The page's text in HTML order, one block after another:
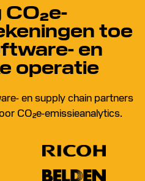
toe
en
operatie
en supply chain partners
CO₂e-emissieanalytics.